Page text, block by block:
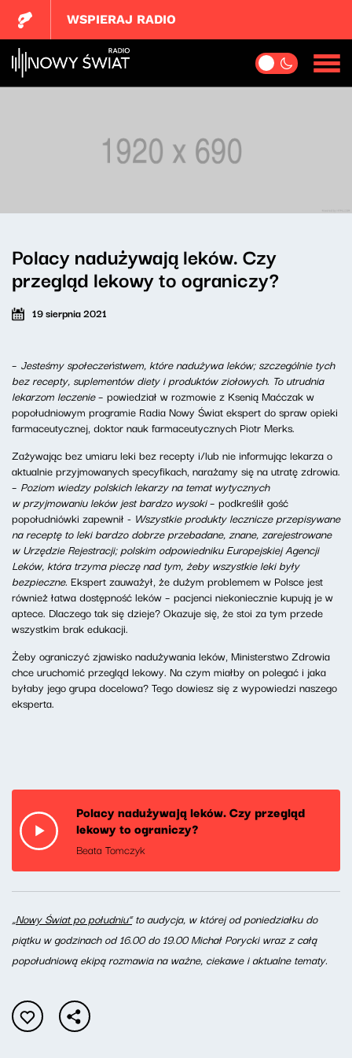
WSPIERAJ RADIO
Polacy nadużywają leków. Czy
przegląd lekowy to ograniczy?
19 sierpnia 2021
– Jesteśmy społeczeństwem, które nadużywa leków; szczególnie tych
bez recepty, suplementów diety i produktów ziołowych. To utrudnia
lekarzom leczenie– powiedział w rozmowie z Ksenią Maćczak w
popołudniowym programie Radia Nowy Świat ekspert do spraw opieki
farmaceutycznej, doktor nauk farmaceutycznych Piotr Merks.
Zażywając bez umiaru leki bez recepty i/lub nie informując lekarza o
aktualnie przyjmowanych specyfikach, narażamy się na utratę zdrowia.
– Poziom wiedzy polskich lekarzy na temat wytycznych
w przyjmowaniu leków jest bardzo wysoki– podkreślił gość
popołudniówki zapewnił - Wszystkie produkty lecznicze przepisywane
na receptę to leki bardzo dobrze przebadane, znane, zarejestrowane
w Urzędzie Rejestracji; polskim odpowiedniku Europejskiej Agencji
Leków, która trzyma pieczę nad tym, żeby wszystkie leki były
bezpieczne. Ekspert zauważył, że dużym problemem w Polsce jest
również łatwa dostępność leków – pacjenci niekoniecznie kupują je w
aptece. Dlaczego tak się dzieje? Okazuje się, że stoi za tym przede
wszystkim brak edukacji.
Żeby ograniczyć zjawisko nadużywania leków, Ministerstwo Zdrowia
chce uruchomić przegląd lekowy. Na czym miałby on polegać i jaka
byłaby jego grupa docelowa? Tego dowiesz się z wypowiedzi naszego
eksperta.
Polacy nadużywają leków. Czy przegląd
lekowy to ograniczy?
Beata Tomczyk
„Nowy Świat po południu”to audycja, w której od poniedziałku do
piątku w godzinach od 16.00 do 19.00 Michał Porycki wraz z całą
popołudniową ekipą rozmawia na ważne, ciekawe i aktualne tematy.